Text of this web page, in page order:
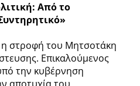
Από το
η στροφή του Μητσοτάκη
Επικαλούμενος
την κυβέρνηση